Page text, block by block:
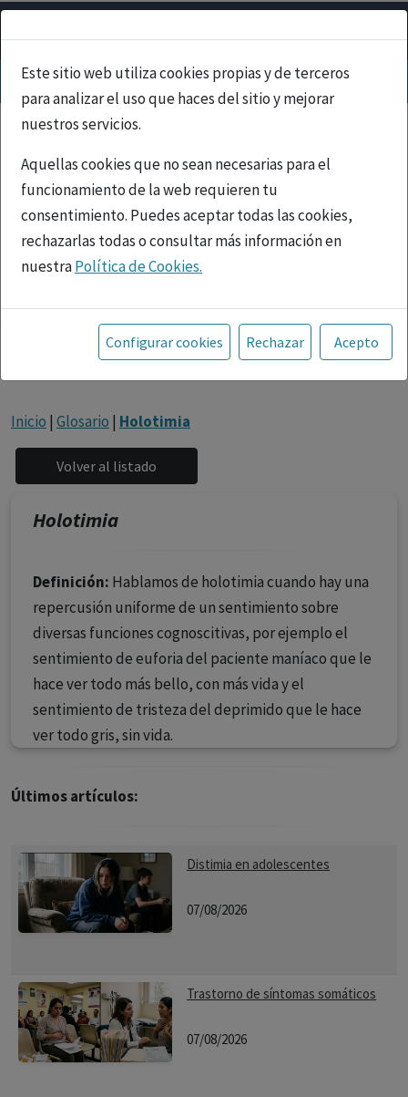
Este sitio web utiliza cookies propias y de terceros
para analizar el uso que haces del sitio y mejorar
nuestros servicios.
Aquellas cookies que no sean necesarias para el
funcionamiento de la web requieren tu
consentimiento. Puedes aceptar todas las cookies,
rechazarlas todas o consultar más información en
nuestraPolítica de Cookies.
Toda la información incluida en la Página Web está
referida a productos del mercado español y, por
tanto, dirigida a profesionales sanitarios legalmente
facultados para prescribir o dispensar medicamentos
fármacos se facilita a título meramente informativo,
siendo responsabilidad de los profesionales
facultados prescribir medicamentos y decidir, en cada
caso concreto, el tratamiento más adecuado a las
Configurar cookies Rechazar Acepto
Inicio | Glosario | Holotimia
Holotimia
Definición: Hablamos de holotimia cuando hay una
repercusión uniforme de un sentimiento sobre
diversas funciones cognoscitivas, por ejemplo el
sentimiento de euforia del paciente maníaco que le
hace ver todo más bello, con más vida y el
sentimiento de tristeza del deprimido que le hace
ver todo gris, sin vida.
Últimos artículos:
Distimia en adolescentes
07/08/2026
Trastorno de síntomas somáticos
07/08/2026